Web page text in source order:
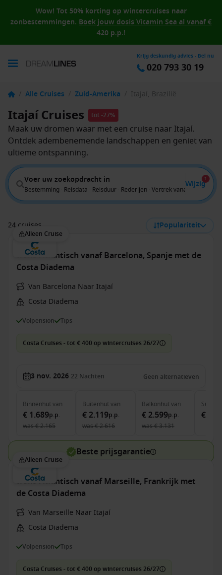
Wow! Tot 50% korting op wintercruises naar
zonbestemmingen. Boek jouw dosis Vitamin Sea al vanaf €
420 p.p.!
Krijg deskundig advies - Bel nu
020 793 30 19
/ Alle Cruises / Zuid-Amerika / Itajaí, Brazilië
Itajaí Cruises tot -27%
Maak uw dromen waar met een cruise naar Itajaí.
Ontdek adembenemende landschappen en geniet van
ultieme ontspanning.
Voer uw zoekopdracht in
Bestemming · Reisdata · Reisduur · Rederijen · Vertrek vanaf
Wijzig
1
24 cruises Populariteit
Alleen Cruise
trans-Atlantisch vanaf Barcelona, Spanje met de
Costa Diadema
Van Barcelona Naar Itajaí
Costa Diadema
Volpension Tips
Costa Cruises - tot € 400 op wintercruises 26/27
3 nov. 2026 22 Nachten Geen alternatieven
Binnenhutvan
€ 1.689p.p.
was€ 2.165
Buitenhutvan
€ 2.119p.p.
was€ 2.616
Balkonhutvan
€ 2.599p.p.
was€ 3.131
Suite
€
Beste prijsgarantie
Alleen Cruise
trans-Atlantisch vanaf Marseille, Frankrijk met
de Costa Diadema
Van Marseille Naar Itajaí
Costa Diadema
Volpension Tips
Costa Cruises - tot € 400 op wintercruises 26/27